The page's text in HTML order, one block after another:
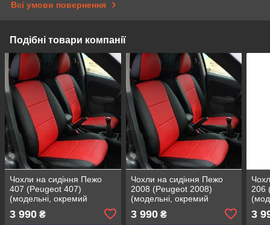
Всі умови повернення
Подібні товари компанії
Чохли на сидіння Пежо
407 (Peugeot 407)
(модельні, окремий
3 990 ₴
Чохли на сидіння Пежо
2008 (Peugeot 2008)
(модельні, окремий
3 990₴
206
3